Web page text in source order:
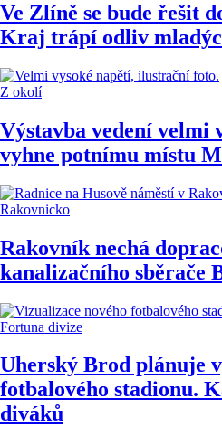
Ve Zlíně se bude řešit
Kraj trápí odliv
Z okolí
Výstavba vedení velmi
vyhne potnímu místu
Rakovnicko
Rakovník nechá
kanalizačního sběrače
Fortuna divize
Uherský Brod plánuje
fotbalového stadionu.
diváků